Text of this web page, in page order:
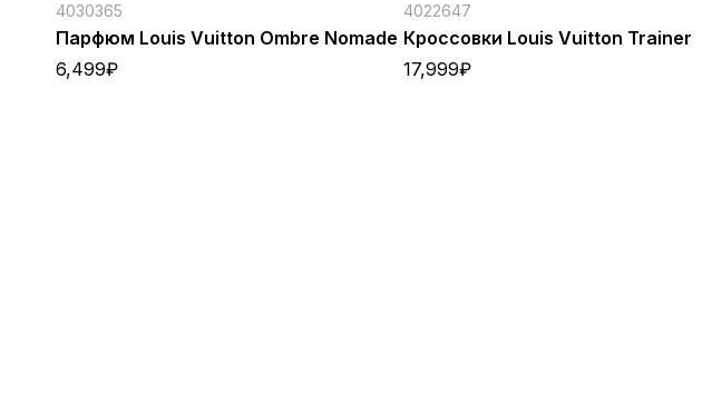
4030365
Парфюм Louis Vuitton Ombre Nomade
6,499₽
4022647
Кроссовки Louis Vuitton Trainer
17,999₽